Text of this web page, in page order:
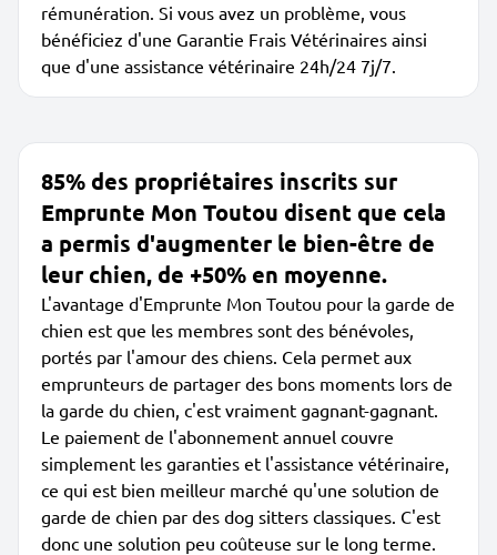
rémunération. Si vous avez un problème, vous
bénéficiez d'une Garantie Frais Vétérinaires ainsi
que d'une assistance vétérinaire 24h/24 7j/7.
85% des propriétaires inscrits sur
Emprunte Mon Toutou disent que cela
a permis d'augmenter le bien-être de
leur chien, de +50% en moyenne.
L'avantage d'Emprunte Mon Toutou pour la garde de
chien est que les membres sont des bénévoles,
portés par l'amour des chiens. Cela permet aux
emprunteurs de partager des bons moments lors de
la garde du chien, c'est vraiment gagnant-gagnant.
Le paiement de l'abonnement annuel couvre
simplement les garanties et l'assistance vétérinaire,
ce qui est bien meilleur marché qu'une solution de
garde de chien par des dog sitters classiques. C'est
donc une solution peu coûteuse sur le long terme.